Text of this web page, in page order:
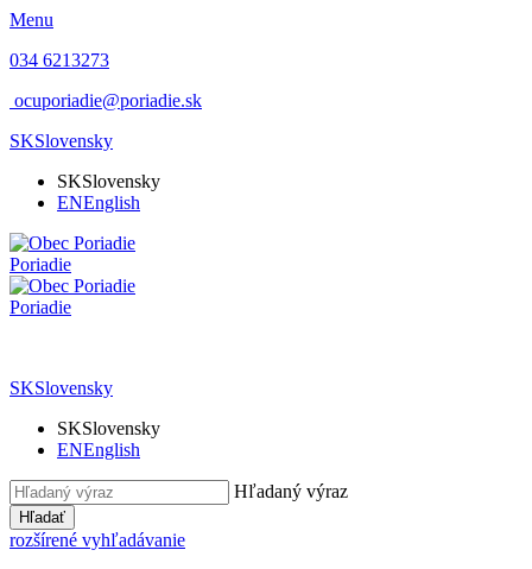
Menu
034 6213273
ocuporiadie@poriadie.sk
SKSlovensky
SKSlovensky
ENEnglish
Poriadie
Poriadie
SKSlovensky
SKSlovensky
ENEnglish
Hľadaný výraz
Hľadať
rozšírené vyhľadávanie